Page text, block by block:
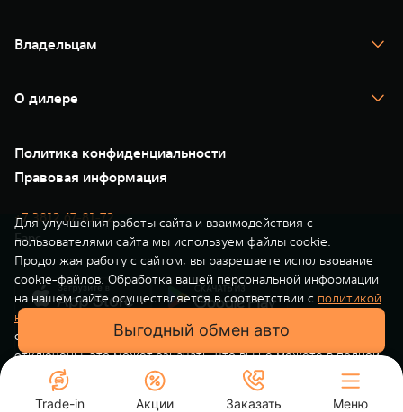
Тест-драйв
TANK Финансы
Корпоративным клиентам
Зарядные станции
Владельцам
Помощь на дороге
Новые цифровые сервисы TANK
Сервис
Нулевое ТО
Моторные масла
О дилере
35 лет GWM
GWM ТЕХ ДЕНЬ
Новости
Политика конфиденциальности
Правовая информация
+7 3812 67-81-72
Барс
Для улучшения работы сайта и взаимодействия с
пользователями сайта мы используем файлы cookie.
Продолжая работу с сайтом, вы разрешаете использование
cookie-файлов. Обработка вашей персональной информации
на нашем сайте осуществляется в соответствии с политикой
конфиденциальности
cookie в настройках вашего браузера. Если файлы cookie
отключены, это может означать, что вы не можете в полной
мере использовать все функции нашего сайта.
Понятно
Trade-in Акции Заказать Меню
Выгодный обмен авто